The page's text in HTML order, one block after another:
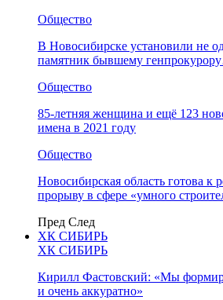
Общество
В Новосибирске установили не
памятник бывшему
Общество
85-летняя женщина и ещё 123
имена в 2021 году
Общество
Новосибирская область готова к
прорыву в сфере «умного
Пред След
ХК СИБИРЬ
ХК СИБИРЬ
Кирилл Фастовский: «Мы
и очень аккуратно»